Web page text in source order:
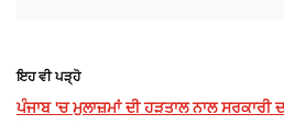
ਇਹ ਵੀ ਪੜ੍ਹੋ
ਪੰਜਾਬ 'ਚ ਮੁਲਾਜ਼ਮਾਂ ਦੀ ਹੜਤਾਲ ਨਾਲ ਸਰਕਾਰੀ